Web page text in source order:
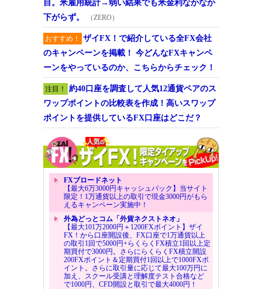
目。米雇用統計→弱い結果でも米金利なかなか
下がらず。
（ZERO）
おすすめ！
ザイFX！で紹介している全FX会社
のキャンペーンを掲載！ 今どんなFXキャンペ
ーンをやっているのか、こちらからチェック！
注目！
約40口座を調査して人気12通貨ペアのス
ワップポイントの比較表を作成！高いスワップ
ポイントを提供しているFX口座はどこだ？
FXブロードネット
【最大6万3000円キャッシュバック】当サイト
限定！1万通貨以上の取引で現金3000円がもら
えるキャンペーン実施中！
外為どっとコム「外貨ネクストネオ」
【最大101万2000円＋1200FXポイント】ザイ
FX！から口座開設後、FX口座で1万通貨以上
の取引1回で5000円+らくらくFX積立1回以上定
期買付で3000円。さらにらくらくFX積立開設
200FXポイント＆定期買付1回以上で1000FXポ
イント。さらに取引量に応じて最大100万円に
加え、スクール受講と理解度テスト合格など
で1000円、CFD開設と取引で最大4000円！